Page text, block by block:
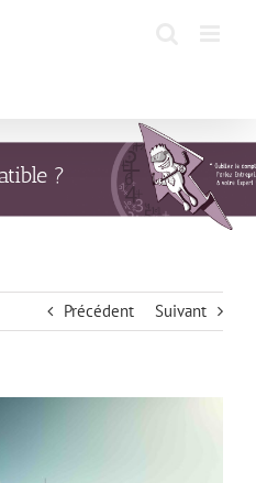
?
Précédent Suivant